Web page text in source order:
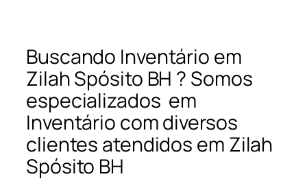
Buscando Inventário em
Zilah Spósito BH ? Somos
especializados em
Inventário com diversos
clientes atendidos em Zilah
Spósito BH